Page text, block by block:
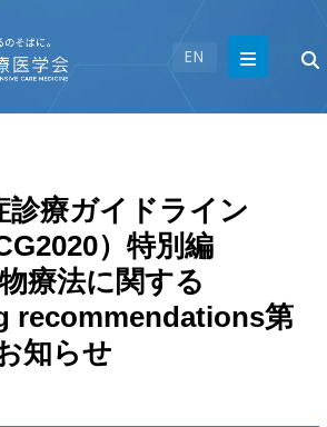
EN
診療ガイドライン
）特別編
療法に関する
recommendations第
知らせ